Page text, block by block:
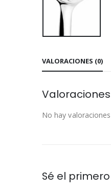
VALORACIONES (0)
Valoraciones
No hay
Sé el